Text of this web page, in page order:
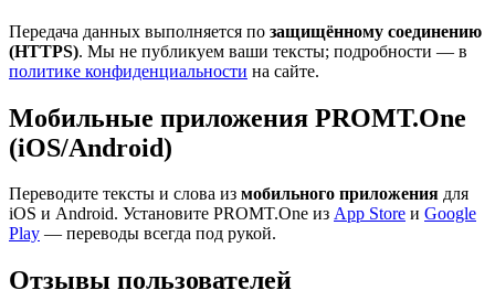
Передача данных выполняется по защищённому соединению
(HTTPS). Мы не публикуем ваши тексты; подробности — в
политике конфиденциальности на сайте.
Мобильные приложения PROMT.One
(iOS/Android)
Переводите тексты и слова из мобильного приложения для
iOS и Android. Установите PROMT.One из App Store и Google
Play — переводы всегда под рукой.
Отзывы пользователей